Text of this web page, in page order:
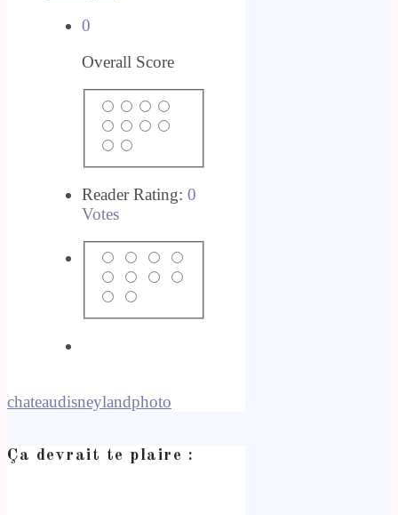
0
Overall Score
Reader Rating: 0
Votes
chateaudisneylandphoto
Ça devrait te plaire :